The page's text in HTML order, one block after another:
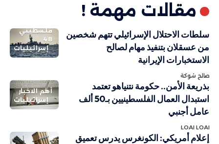
مقالات مهمة !
فلسطيني
48
إسرائيليات
سلطات الاحتلال الإسرائيلي تتهم شخصين
من عسقلان بتنفيذ مهام لصالح
الاستخبارات الإيرانية
صالح شوكة
أهم الاخبار
إسرائيليات
بذريعة الأمن.. حكومة نتنياهو تعتمد
استبدال العمال الفلسطينيين بـ50 ألف
عامل أجنبي
LOAI LOAI
إعلام أمريكي: الكونغرس يدرس تعميق